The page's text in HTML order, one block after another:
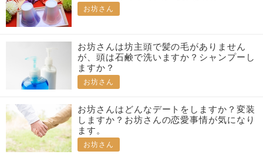
お坊さん
お坊さんは坊主頭で髪の毛がありません
が、頭は石鹸で洗いますか？シャンプーし
ますか？
お坊さん
お坊さんはどんなデートをしますか？変装
しますか？お坊さんの恋愛事情が気になり
ます。
お坊さん